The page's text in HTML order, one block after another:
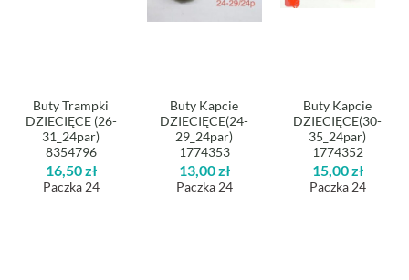
Buty Trampki
DZIECIĘCE (26-
31_24par)
8354796
16,50zł
Paczka 24
Buty Kapcie
DZIECIĘCE(24-
29_24par)
1774353
13,00zł
Paczka 24
Buty Kapcie
DZIECIĘCE(30-
35_24par)
1774352
15,00zł
Paczka 24